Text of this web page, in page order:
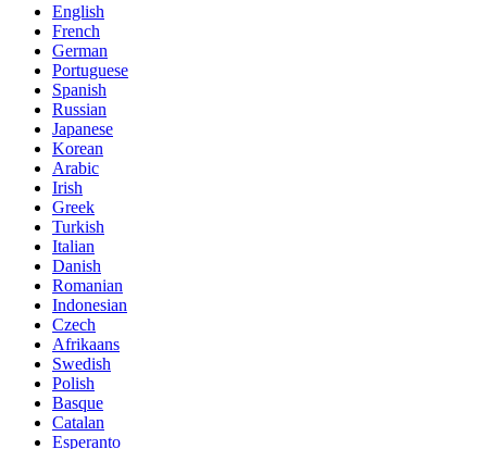
English
French
German
Portuguese
Spanish
Russian
Japanese
Korean
Arabic
Irish
Greek
Turkish
Italian
Danish
Romanian
Indonesian
Czech
Afrikaans
Swedish
Polish
Basque
Catalan
Esperanto